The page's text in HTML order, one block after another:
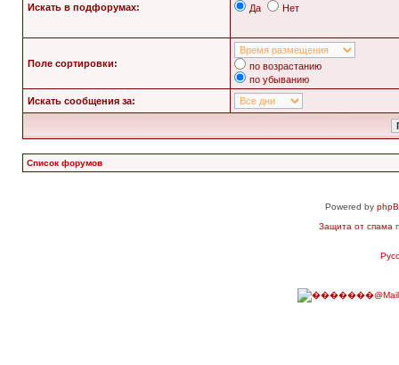
Искать в подфорумах: Да Нет
Поле сортировки:
по возрастанию
по убыванию
Искать сообщения за:
Список форумов
Powered by
Защита от спама